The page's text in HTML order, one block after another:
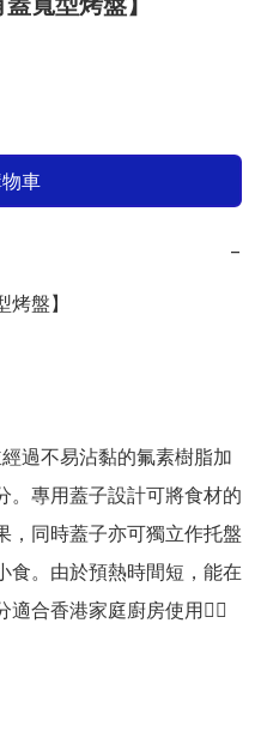
車
−
盤】
過不易沾黏的氟素樹脂加
。專用蓋子設計可將食材的
，同時蓋子亦可獨立作托盤
食。由於預熱時間短，能在
合香港家庭廚房使用👍🏻